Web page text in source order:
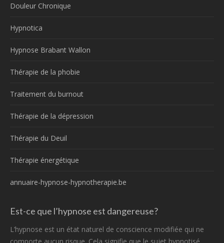
Douleur Chronique
Hypnotica
Hypnose Brabant Wallon
Thérapie de la phobie
Traitement du burnout
Thérapie de la dépression
Thérapie du Deuil
Thérapie énergétique
annuaire-hypnose-hypnotherapie.be
Est-ce que l’hypnose est dangereuse?
L’hypnose est un état naturel de conscience modifiée qui ne
comporte aucun risque. Cela signifie que le sujet hypnotisé